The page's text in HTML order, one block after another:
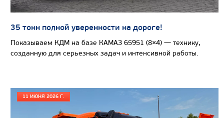
Цена по запросу
Экологический класс
35 тонн полной уверенности на дороге!
Показываем КДМ на базе КАМАЗ 65951 (8×4) — технику,
созданную для серьезных задач и интенсивной работы.
11 ИЮНЯ 2026 Г.